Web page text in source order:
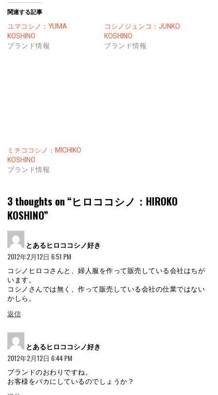
関連する記事
ユマコシノ：YUMA
KOSHINO
ブランド情報
コシノジュンコ：JUNKO
KOSHINO
ブランド情報
ミチココシノ：MICHIKO
KOSHINO
ブランド情報
3 thoughts on “ヒロココシノ：HIROKO
KOSHINO”
とあるヒロココシノ好き
2012年2月12日 6:51 PM
コシノヒロコさんと、婦人服を作って販売している会社はちが
います。
コシノさんでは無く、作って販売している会社の仕業ではない
かしら。
返信
とあるヒロココシノ好き
2012年2月12日 6:44 PM
ブランドのおわりですね。
お客様をバカにしているのでしょうか？